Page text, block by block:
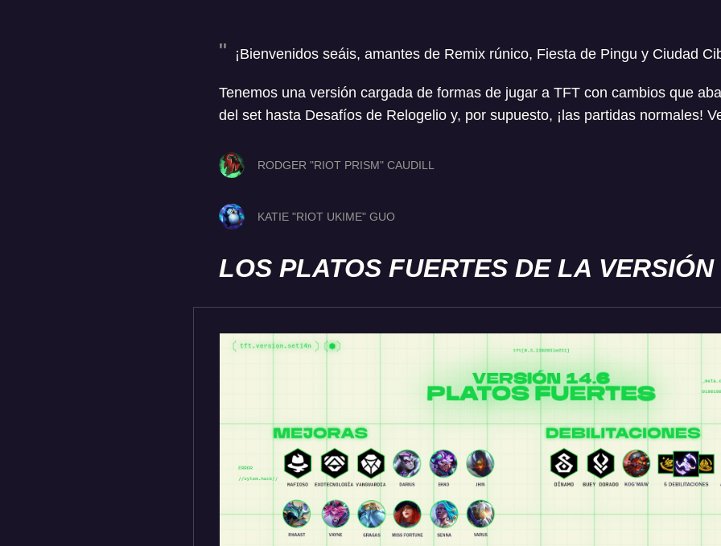
¡Bienvenidos seáis, amantes de Remix rúnico, Fiesta de Pingu y Ciudad
Tenemos una versión cargada de formas de jugar a TFT con cambios que
del set hasta Desafíos de Relogelio y, por supuesto, ¡las partidas normales!
RODGER "RIOT PRISM" CAUDILL
KATIE "RIOT UKIME" GUO
LOS PLATOS FUERTES DE LA VERSIÓN